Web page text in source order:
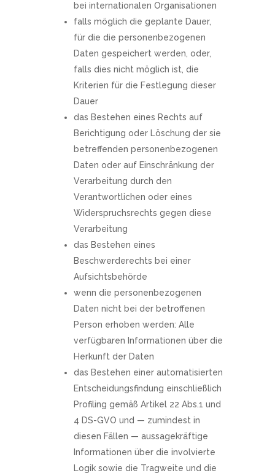
bei internationalen Organisationen
falls möglich die geplante Dauer,
für die die personenbezogenen
Daten gespeichert werden, oder,
falls dies nicht möglich ist, die
Kriterien für die Festlegung dieser
Dauer
das Bestehen eines Rechts auf
Berichtigung oder Löschung der sie
betreffenden personenbezogenen
Daten oder auf Einschränkung der
Verarbeitung durch den
Verantwortlichen oder eines
Widerspruchsrechts gegen diese
Verarbeitung
das Bestehen eines
Beschwerderechts bei einer
Aufsichtsbehörde
wenn die personenbezogenen
Daten nicht bei der betroffenen
Person erhoben werden: Alle
verfügbaren Informationen über die
Herkunft der Daten
das Bestehen einer automatisierten
Entscheidungsfindung einschließlich
Profiling gemäß Artikel 22 Abs.1 und
4 DS-GVO und — zumindest in
diesen Fällen — aussagekräftige
Informationen über die involvierte
Logik sowie die Tragweite und die